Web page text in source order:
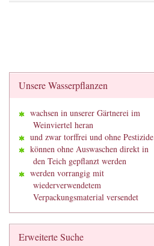
Unsere Wasserpflanzen
wachsen in unserer Gärtnerei im
Weinviertel heran
und zwar torffrei und ohne Pestizide
können ohne Auswaschen direkt in
den Teich gepflanzt werden
werden vorrangig mit
wiederverwendetem
Verpackungsmaterial versendet
Erweiterte Suche